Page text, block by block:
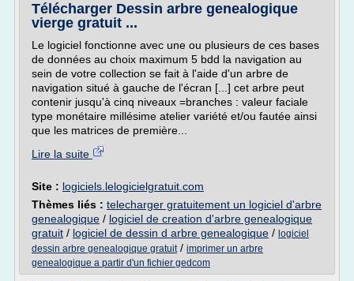
Télécharger Dessin arbre genealogique
vierge gratuit ...
Le logiciel fonctionne avec une ou plusieurs de ces bases
de données au choix maximum 5 bdd la navigation au
sein de votre collection se fait à l'aide d'un arbre de
navigation situé à gauche de l'écran [...] cet arbre peut
contenir jusqu'à cinq niveaux =branches : valeur faciale
type monétaire millésime atelier variété et/ou fautée ainsi
que les matrices de première...
Lire la suite
Site : logiciels.lelogicielgratuit.com
Thèmes liés : telecharger gratuitement un logiciel d'arbre
genealogique / logiciel de creation d'arbre genealogique
gratuit / logiciel de dessin d arbre genealogique / logiciel
dessin arbre genealogique gratuit/ imprimer un arbre
genealogique a partir d'un fichier gedcom